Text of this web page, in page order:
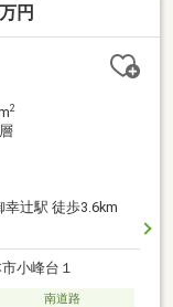
円
2
幸辻駅 徒歩3.6km
小峰台１
南道路